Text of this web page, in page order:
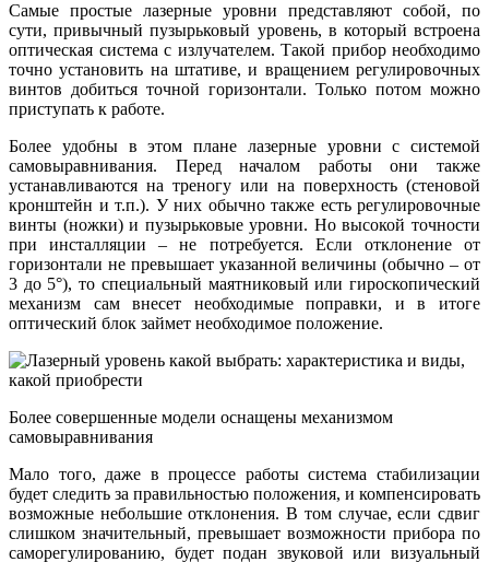
Самые простые лазерные уровни представляют собой, по
сути, привычный пузырьковый уровень, в который встроена
оптическая система с излучателем. Такой прибор необходимо
точно установить на штативе, и вращением регулировочных
винтов добиться точной горизонтали. Только потом можно
приступать к работе.
Более удобны в этом плане лазерные уровни с системой
самовыравнивания. Перед началом работы они также
устанавливаются на треногу или на поверхность (стеновой
кронштейн и т.п.). У них обычно также есть регулировочные
винты (ножки) и пузырьковые уровни. Но высокой точности
при инсталляции – не потребуется. Если отклонение от
горизонтали не превышает указанной величины (обычно – от
3 до 5°), то специальный маятниковый или гироскопический
механизм сам внесет необходимые поправки, и в итоге
оптический блок займет необходимое положение.
Более совершенные модели оснащены механизмом
самовыравнивания
Мало того, даже в процессе работы система стабилизации
будет следить за правильностью положения, и компенсировать
возможные небольшие отклонения. В том случае, если сдвиг
слишком значительный, превышает возможности прибора по
саморегулированию, будет подан звуковой или визуальный